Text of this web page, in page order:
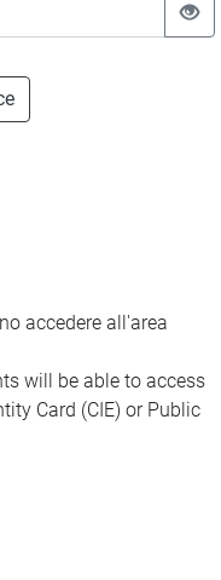
accedere all'area
will be able to access
Card (CIE) or Public